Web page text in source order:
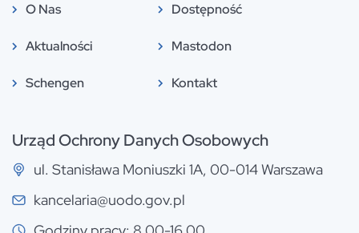
O Nas
Aktualności
Schengen
Dostępność
Mastodon
Kontakt
Urząd Ochrony Danych Osobowych
ul. Stanisława Moniuszki 1A, 00-014 Warszawa
kancelaria@uodo.gov.pl